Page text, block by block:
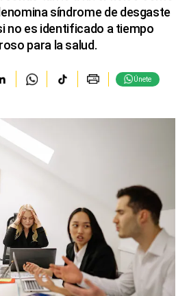
síndrome de desgaste
no es identificado a tiempo
para la salud.
Únete